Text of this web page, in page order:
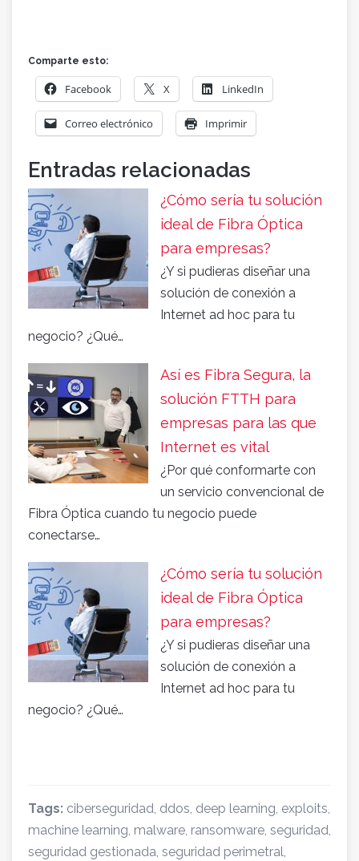
Comparte esto:
Facebook X LinkedIn
Correo electrónico Imprimir
Entradas relacionadas
¿Cómo sería tu solución
ideal de Fibra Óptica
para empresas?
¿Y si pudieras diseñar una
solución de conexión a
Internet ad hoc para tu
negocio? ¿Qué…
Así es Fibra Segura, la
solución FTTH para
empresas para las que
Internet es vital
¿Por qué conformarte con
un servicio convencional de
Fibra Óptica cuando tu negocio puede
conectarse…
¿Cómo sería tu solución
ideal de Fibra Óptica
para empresas?
¿Y si pudieras diseñar una
solución de conexión a
Internet ad hoc para tu
negocio? ¿Qué…
Tags: ciberseguridad, ddos, deep learning, exploits,
machine learning, malware, ransomware, seguridad,
seguridad gestionada, seguridad perimetral,